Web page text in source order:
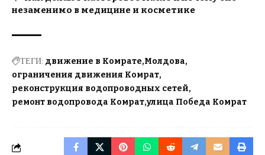
незаменимо в медицине и косметике
ТЕГИ: движение в Комрате Молдова
ограничения движения Комрат
реконструкция водопроводных сетей
ремонт водопровода Комрат улица Победа Комрат